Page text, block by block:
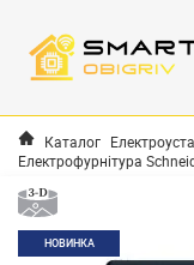
Каталог
Електрофурнітура
НОВИНКА